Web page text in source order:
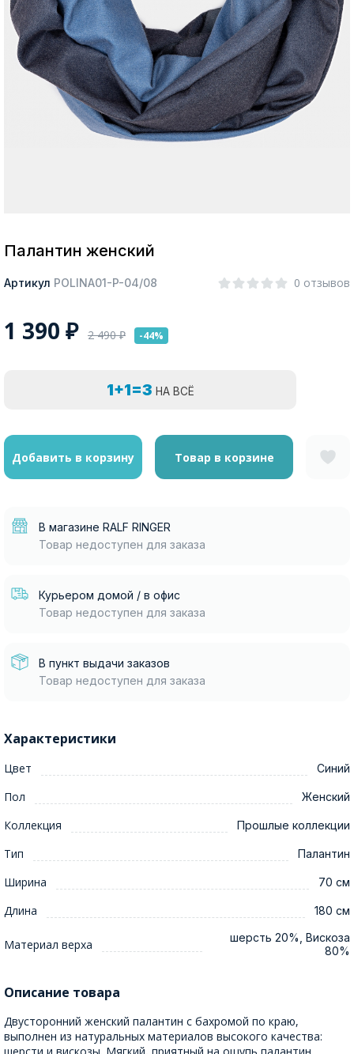
Москва
Палантин женский
Артикул POLINA01-P-04/08 0 отзывов
1 390 ₽ 2 490₽ -44%
1+1=3 НА ВСЁ
Добавить в корзину Товар в корзине
В магазине RALF RINGER
Товар недоступен для заказа
Курьером домой / в офис
Товар недоступен для заказа
В пункт выдачи заказов
Товар недоступен для заказа
Характеристики
Цвет Синий
Пол Женский
Коллекция Прошлые коллекции
Тип Палантин
Ширина 70 см
Длина 180 см
Материал верха
шерсть 20%, Вискоза
80%
Описание товара
Двусторонний женский палантин с бахромой по краю,
выполнен из натуральных материалов высокого качества: